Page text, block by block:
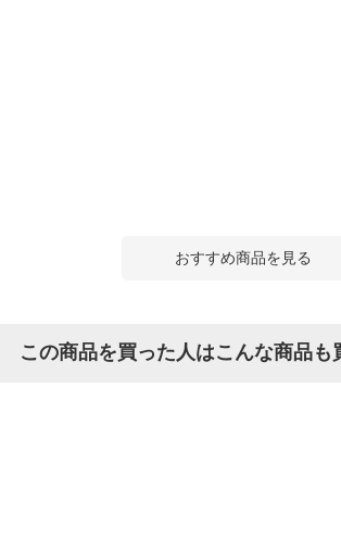
おすすめ商品を見る
この商品を買った人はこんな商品も